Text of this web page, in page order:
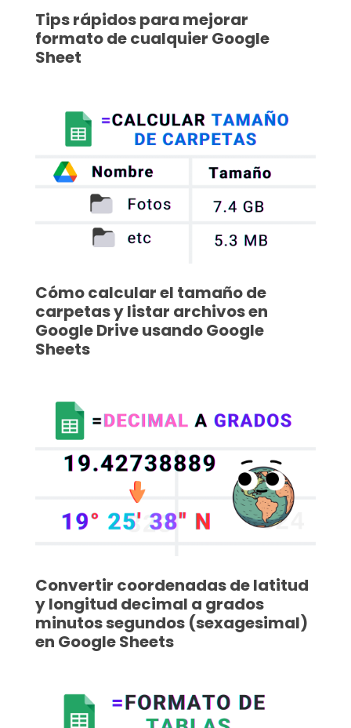
Tips rápidos para mejorar
formato de cualquier Google
Sheet
Cómo calcular el tamaño de
carpetas y listar archivos en
Google Drive usando Google
Sheets
Convertir coordenadas de latitud
y longitud decimal a grados
minutos segundos (sexagesimal)
en Google Sheets